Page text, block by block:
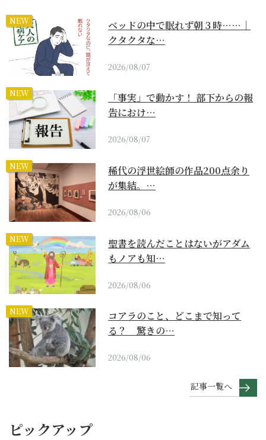
NEW
ベッドの中で眠れず朝３時……｜
クタクタな…
2026/08/07
NEW
「事実」で動かす！ 部下からの報
告におけ…
2026/08/07
NEW
稀代の浮世絵師の作品200点余り
が集結。…
2026/08/06
NEW
聖書を読んだことはないがアダム
もノアも知…
2026/08/06
NEW
コアラのこと、どこまで知って
る？ 驚きの…
2026/08/06
記事一覧へ
ピックアップ